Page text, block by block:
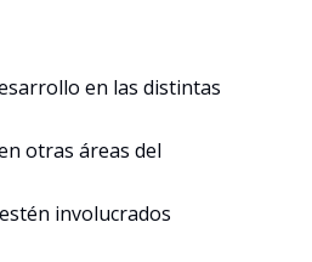
en las distintas
otras áreas del
involucrados